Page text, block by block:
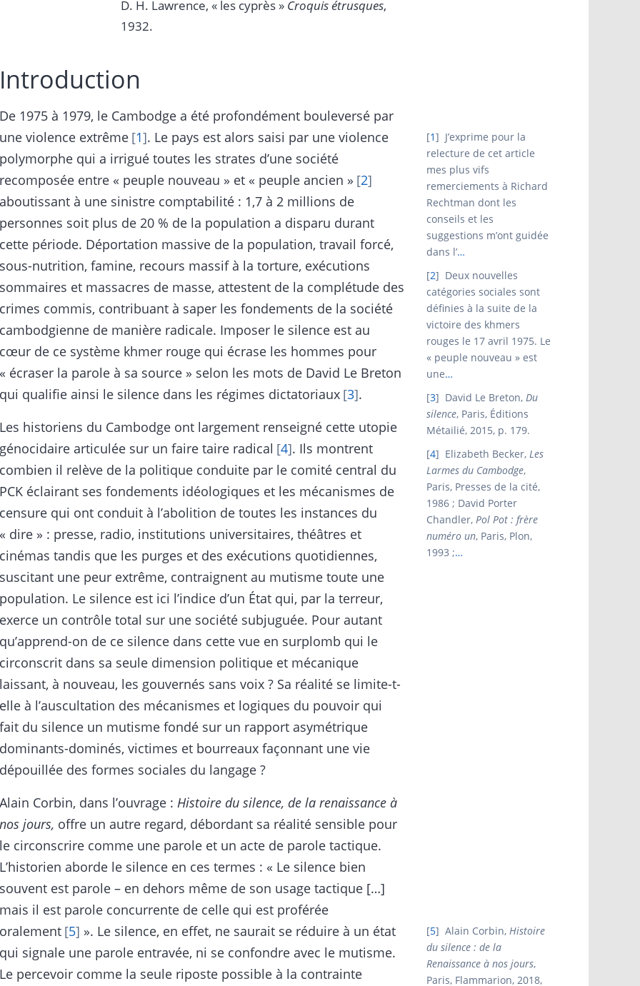
D. H. Lawrence, « les cyprès » Croquis étrusques,
1932.
Introduction
De 1975 à 1979, le Cambodge a été profondément bouleversé par
une violence extrême 1 . Le pays est alors saisi par une violence
polymorphe qui a irrigué toutes les strates d’une société
recomposée entre « peuple nouveau » et « peuple ancien » 2
aboutissant à une sinistre comptabilité : 1,7 à 2 millions de
personnes soit plus de 20 % de la population a disparu durant
cette période. Déportation massive de la population, travail forcé,
sous-nutrition, famine, recours massif à la torture, exécutions
sommaires et massacres de masse, attestent de la complétude des
crimes commis, contribuant à saper les fondements de la société
cambodgienne de manière radicale. Imposer le silence est au
cœur de ce système khmer rouge qui écrase les hommes pour
« écraser la parole à sa source » selon les mots de David Le Breton
qui qualifie ainsi le silence dans les régimes dictatoriaux 3 .
Les historiens du Cambodge ont largement renseigné cette utopie
génocidaire articulée sur un faire taire radical 4 . Ils montrent
combien il relève de la politique conduite par le comité central du
PCK éclairant ses fondements idéologiques et les mécanismes de
censure qui ont conduit à l’abolition de toutes les instances du
« dire » : presse, radio, institutions universitaires, théâtres et
cinémas tandis que les purges et des exécutions quotidiennes,
suscitant une peur extrême, contraignent au mutisme toute une
population. Le silence est ici l’indice d’un État qui, par la terreur,
exerce un contrôle total sur une société subjuguée. Pour autant
qu’apprend-on de ce silence dans cette vue en surplomb qui le
circonscrit dans sa seule dimension politique et mécanique
laissant, à nouveau, les gouvernés sans voix ? Sa réalité se limite-t-
elle à l’auscultation des mécanismes et logiques du pouvoir qui
fait du silence un mutisme fondé sur un rapport asymétrique
dominants-dominés, victimes et bourreaux façonnant une vie
dépouillée des formes sociales du langage ?
Alain Corbin, dans l’ouvrage : Histoire du silence, de la renaissance à
nos jours, offre un autre regard, débordant sa réalité sensible pour
le circonscrire comme une parole et un acte de parole tactique.
L’historien aborde le silence en ces termes : « Le silence bien
souvent est parole – en dehors même de son usage tactique […]
mais il est parole concurrente de celle qui est proférée
oralement 5 ». Le silence, en effet, ne saurait se réduire à un état
qui signale une parole entravée, ni se confondre avec le mutisme.
Le percevoir comme la seule riposte possible à la contrainte
1
J’exprime pour la
relecture de cet article
mes plus vifs
remerciements à Richard
Rechtman dont les
conseils et les
suggestions m’ont guidée
dans l’…
2
Deux nouvelles
catégories sociales sont
définies à la suite de la
victoire des khmers
rouges le 17 avril 1975. Le
« peuple nouveau » est
une…
3
David Le Breton, Du
silence, Paris, Éditions
Métailié, 2015, p. 179.
4
Elizabeth Becker, Les
Larmes du Cambodge,
Paris, Presses de la cité,
1986 ; David Porter
Chandler, Pol Pot : frère
numéro un, Paris, Plon,
1993 ;…
5 Alain Corbin, Histoire
du silence : de la
Renaissance à nos jours,
Paris, Flammarion, 2018,